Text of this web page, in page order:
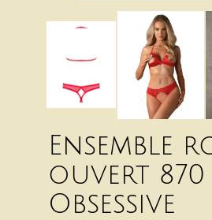
Ensemble
ouvert 870
Obsessive